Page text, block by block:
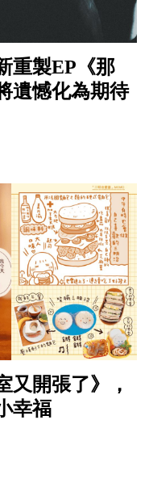
重製EP《那
遺憾化為期待
又開張了》，
幸福